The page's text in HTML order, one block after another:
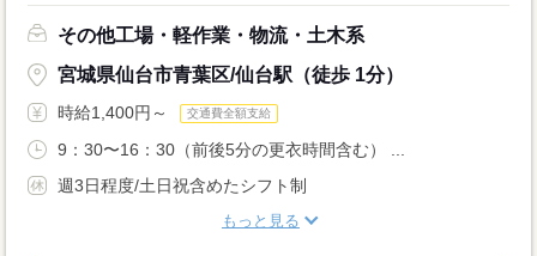
その他工場・軽作業・物流・土木系
宮城県仙台市青葉区/仙台駅（徒歩 1分）
時給1,400円～ 交通費全額支給
9：30〜16：30（前後5分の更衣時間含む） ...
週3日程度/土日祝含めたシフト制
もっと見る